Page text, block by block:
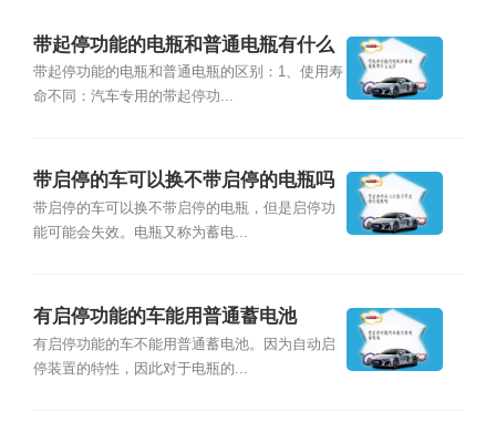
带起停功能的电瓶和普通电瓶有什么
区别
带起停功能的电瓶和普通电瓶的区别：1、使用寿
命不同：汽车专用的带起停功...
带启停的车可以换不带启停的电瓶吗
带启停的车可以换不带启停的电瓶，但是启停功
能可能会失效。电瓶又称为蓄电...
有启停功能的车能用普通蓄电池
有启停功能的车不能用普通蓄电池。因为自动启
停装置的特性，因此对于电瓶的...